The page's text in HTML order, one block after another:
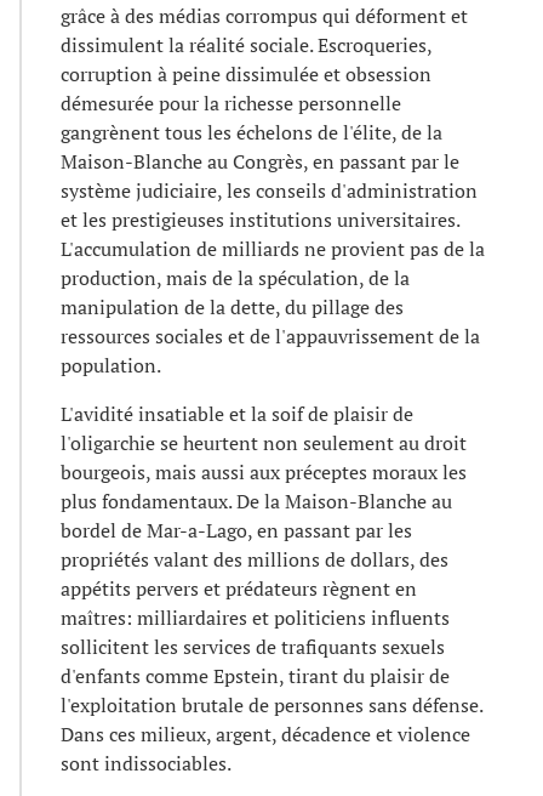
grâce à des médias corrompus qui déforment et
dissimulent la réalité sociale. Escroqueries,
corruption à peine dissimulée et obsession
démesurée pour la richesse personnelle
gangrènent tous les échelons de l'élite, de la
Maison-Blanche au Congrès, en passant par le
système judiciaire, les conseils d'administration
et les prestigieuses institutions universitaires.
L'accumulation de milliards ne provient pas de la
production, mais de la spéculation, de la
manipulation de la dette, du pillage des
ressources sociales et de l'appauvrissement de la
population.
L'avidité insatiable et la soif de plaisir de
l'oligarchie se heurtent non seulement au droit
bourgeois, mais aussi aux préceptes moraux les
plus fondamentaux. De la Maison-Blanche au
bordel de Mar-a-Lago, en passant par les
propriétés valant des millions de dollars, des
appétits pervers et prédateurs règnent en
maîtres: milliardaires et politiciens influents
sollicitent les services de trafiquants sexuels
d'enfants comme Epstein, tirant du plaisir de
l'exploitation brutale de personnes sans défense.
Dans ces milieux, argent, décadence et violence
sont indissociables.